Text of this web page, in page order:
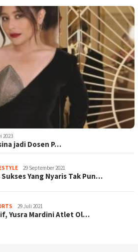
2023
jadi Dosen P…
29 September 2021
Yang Nyaris Tak Pun…
29 Juli 2021
Yusra Mardini Atlet Ol…